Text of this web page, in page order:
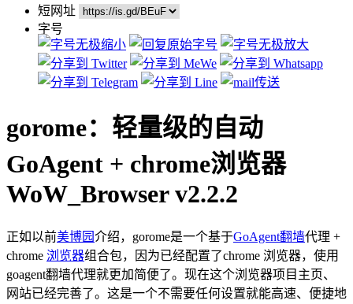
短网址
字号
gorome：轻量级的自动
GoAgent + chrome浏览器
WoW_Browser v2.2.2
正如以前美博园介绍，gorome是一个基于GoAgent翻墙代理 +
chrome 浏览器组合包，因为已经配置了chrome 浏览器，使用
goagent翻墙代理就更加简便了。现在这个浏览器项目主页、
网站已经完善了。这是一个不需要任何设置就能高速、便捷地